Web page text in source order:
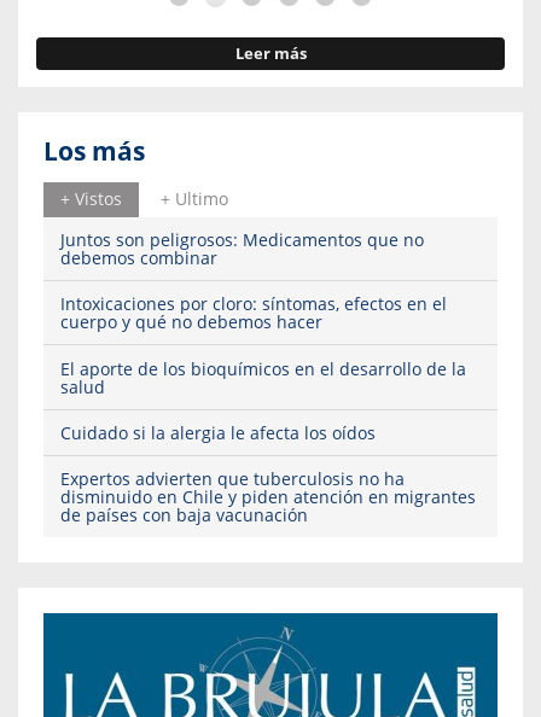
Leer más
Los más
+ Vistos
+ Ultimo
Juntos son peligrosos: Medicamentos que no
debemos combinar
Intoxicaciones por cloro: síntomas, efectos en el
cuerpo y qué no debemos hacer
El aporte de los bioquímicos en el desarrollo de la
salud
Cuidado si la alergia le afecta los oídos
Expertos advierten que tuberculosis no ha
disminuido en Chile y piden atención en migrantes
de países con baja vacunación